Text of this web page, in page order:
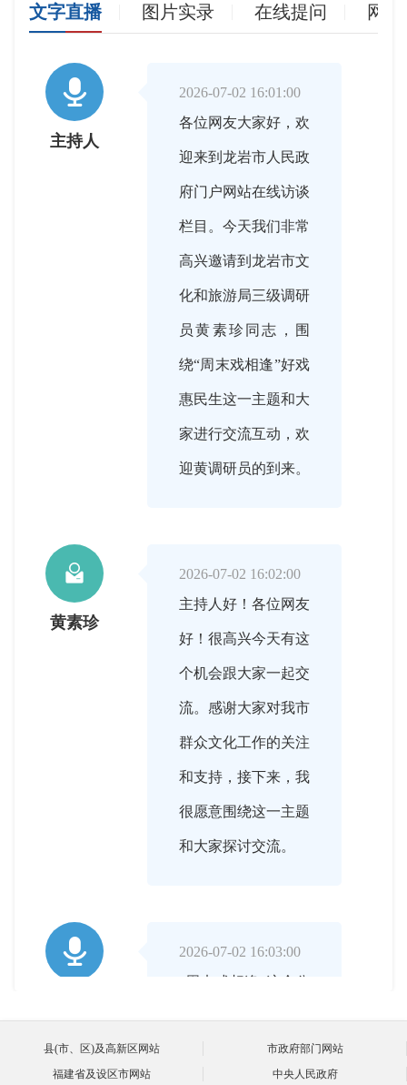
文字直播 图片实录 在线提问 网

主持人
2026-07-02 16:01:00
各位网友大家好，欢
迎来到龙岩市人民政
府门户网站在线访谈
栏目。今天我们非常
高兴邀请到龙岩市文
化和旅游局三级调研
员黄素珍同志，围
绕“周末戏相逢”好戏
惠民生这一主题和大
家进行交流互动，欢
迎黄调研员的到来。

黄素珍
2026-07-02 16:02:00
主持人好！各位网友
好！很高兴今天有这
个机会跟大家一起交
流。感谢大家对我市
群众文化工作的关注
和支持，接下来，我
很愿意围绕这一主题
和大家探讨交流。

2026-07-02 16:03:00
“周末戏相逢”这个公
么背景和文件启动
县(市、区)及高新区网站
市政府部门网站
福建省及设区市网站
中央人民政府